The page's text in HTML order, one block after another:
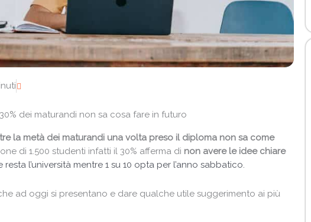
dei maturandi non sa cosa fare in futuro
la metà dei maturandi una volta preso il diploma non sa come
di 1.500 studenti infatti il 30% afferma di non avere le idee chiare
l’università mentre 1 su 10 opta per l’anno sabbatico.
ad oggi si presentano e dare qualche utile suggerimento ai più